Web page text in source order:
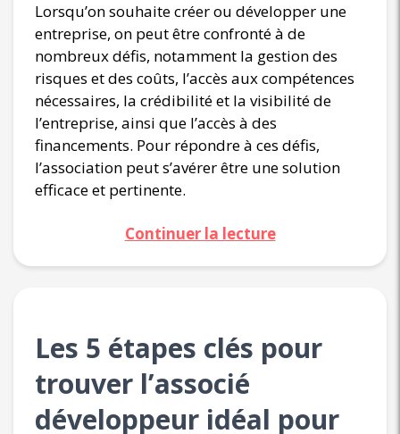
Lorsqu’on souhaite créer ou développer une
entreprise, on peut être confronté à de
nombreux défis, notamment la gestion des
risques et des coûts, l’accès aux compétences
nécessaires, la crédibilité et la visibilité de
l’entreprise, ainsi que l’accès à des
financements. Pour répondre à ces défis,
l’association peut s’avérer être une solution
efficace et pertinente.
Continuer la lecture
Les 5 étapes clés pour
trouver l’associé
développeur idéal pour